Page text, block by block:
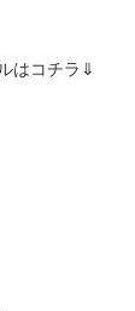
はコチラ⇓